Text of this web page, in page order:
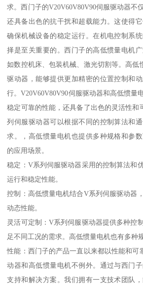
求。西门子的V20V60V80V90伺服驱动器不
还具备出色的抗干扰和超载能力。这使得
确保机械设备的稳定运行。在机电控制系
择是至关重要的。西门子的高低惯量电机
如数控机床、包装机械、激光切割等。高低
驱动器，能够提供更加精密的位置控制和
行。V20V60V80V90伺服驱动器和高低惯量
稳定可靠的性能，还具备了出色的灵活性和
列伺服驱动器可以根据不同的控制算法和
求。，高低惯量电机也提供多种规格和参
的应用场景。
稳定：V系列伺服驱动器采用的控制算法和
运行和稳定性能。
控制：高低惯量电机结合V系列伺服驱动器
动态性能。
灵活可定制：V系列伺服驱动器提供多种控
足不同工况的需求。高低惯量电机也有多种
性能：西门子的产品一直以来都以性能和可
动器和高低惯量电机不例外。通过与西门
支持和解决方案。我们拥有一支技术团队